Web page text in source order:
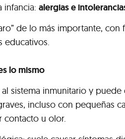
infancia: alergias e
de lo más importante,
educativos.
lo mismo
sistema inmunitario y puede
incluso con pequeñas
contacto u olor.